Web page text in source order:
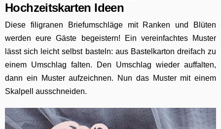
Hochzeitskarten Ideen
Diese filigranen Briefumschläge mit Ranken und Blüten
werden eure Gäste begeistern! Ein vereinfachtes Muster
lässt sich leicht selbst basteln: aus Bastelkarton dreifach zu
einem Umschlag falten. Den Umschlag wieder auffalten,
dann ein Muster aufzeichnen. Nun das Muster mit einem
Skalpell ausschneiden.